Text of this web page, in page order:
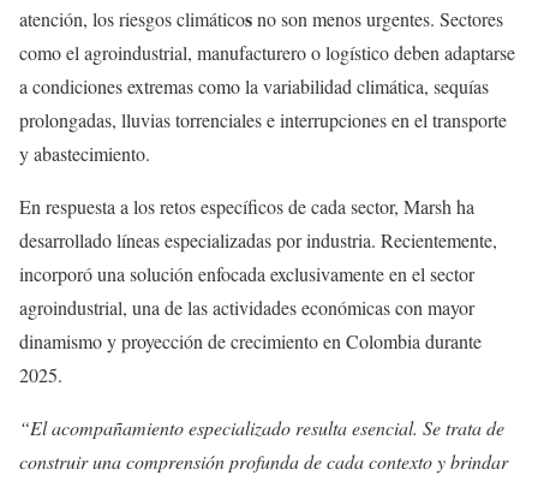
atención, los riesgos climáticosno son menos urgentes. Sectores
como el agroindustrial, manufacturero o logístico deben adaptarse
a condiciones extremas como la variabilidad climática, sequías
prolongadas, lluvias torrenciales e interrupciones en el transporte
y abastecimiento.
En respuesta a los retos específicos de cada sector, Marsh ha
desarrollado líneas especializadas por industria. Recientemente,
incorporó una solución enfocada exclusivamente en el sector
agroindustrial, una de las actividades económicas con mayor
dinamismo y proyección de crecimiento en Colombia durante
2025.
“El acompañamiento especializado resulta esencial. Se trata de
construir una comprensión profunda de cada contexto y brindar